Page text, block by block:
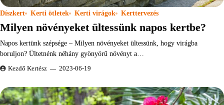
Díszkert Kerti ötletek Kerti virágok Kerttervezés
Milyen növényeket ültessünk napos kertbe?
Napos kertünk szépsége – Milyen növényeket ültessünk, hogy virágba
boruljon? Ültetnénk néhány gyönyörű növényt a…
Kezdő Kertész 2023-06-19